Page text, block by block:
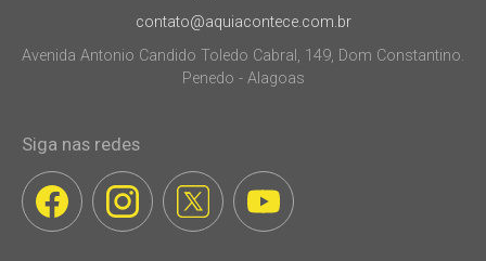
contato@aquiacontece.com.br
Avenida Antonio Candido Toledo Cabral, 149, Dom Constantino.
Penedo - Alagoas
Siga nas redes